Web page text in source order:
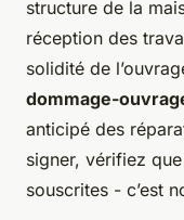
structure de la
réception des
solidité de
dommage-
anticipé des
signer, vérifiez
souscrites - c’est